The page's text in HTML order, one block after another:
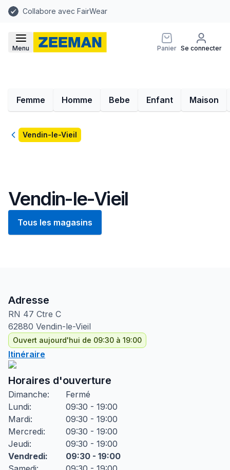
Collabore avec FairWear
Menu Panier Se connecter
Femme Homme Bebe Enfant Maison
RetourVendin-le-Vieil
Vendin-le-Vieil
Tous les magasins
Adresse
RN 47 Ctre C
62880 Vendin-le-Vieil
Ouvert aujourd'hui de 09:30 à 19:00
Itinéraire
Horaires d'ouverture
Dimanche:
Fermé
Lundi:
09:30 - 19:00
Mardi:
09:30 - 19:00
Mercredi:
09:30 - 19:00
Jeudi:
09:30 - 19:00
Vendredi:
09:30 - 19:00